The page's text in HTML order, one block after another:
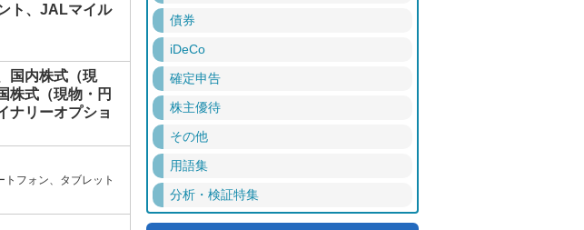
ト、JALマイル
国内株式（現
株式（現物・円
ナリーオプショ
フォン、タブレット
債券
iDeCo
確定申告
株主優待
その他
用語集
分析・検証特集